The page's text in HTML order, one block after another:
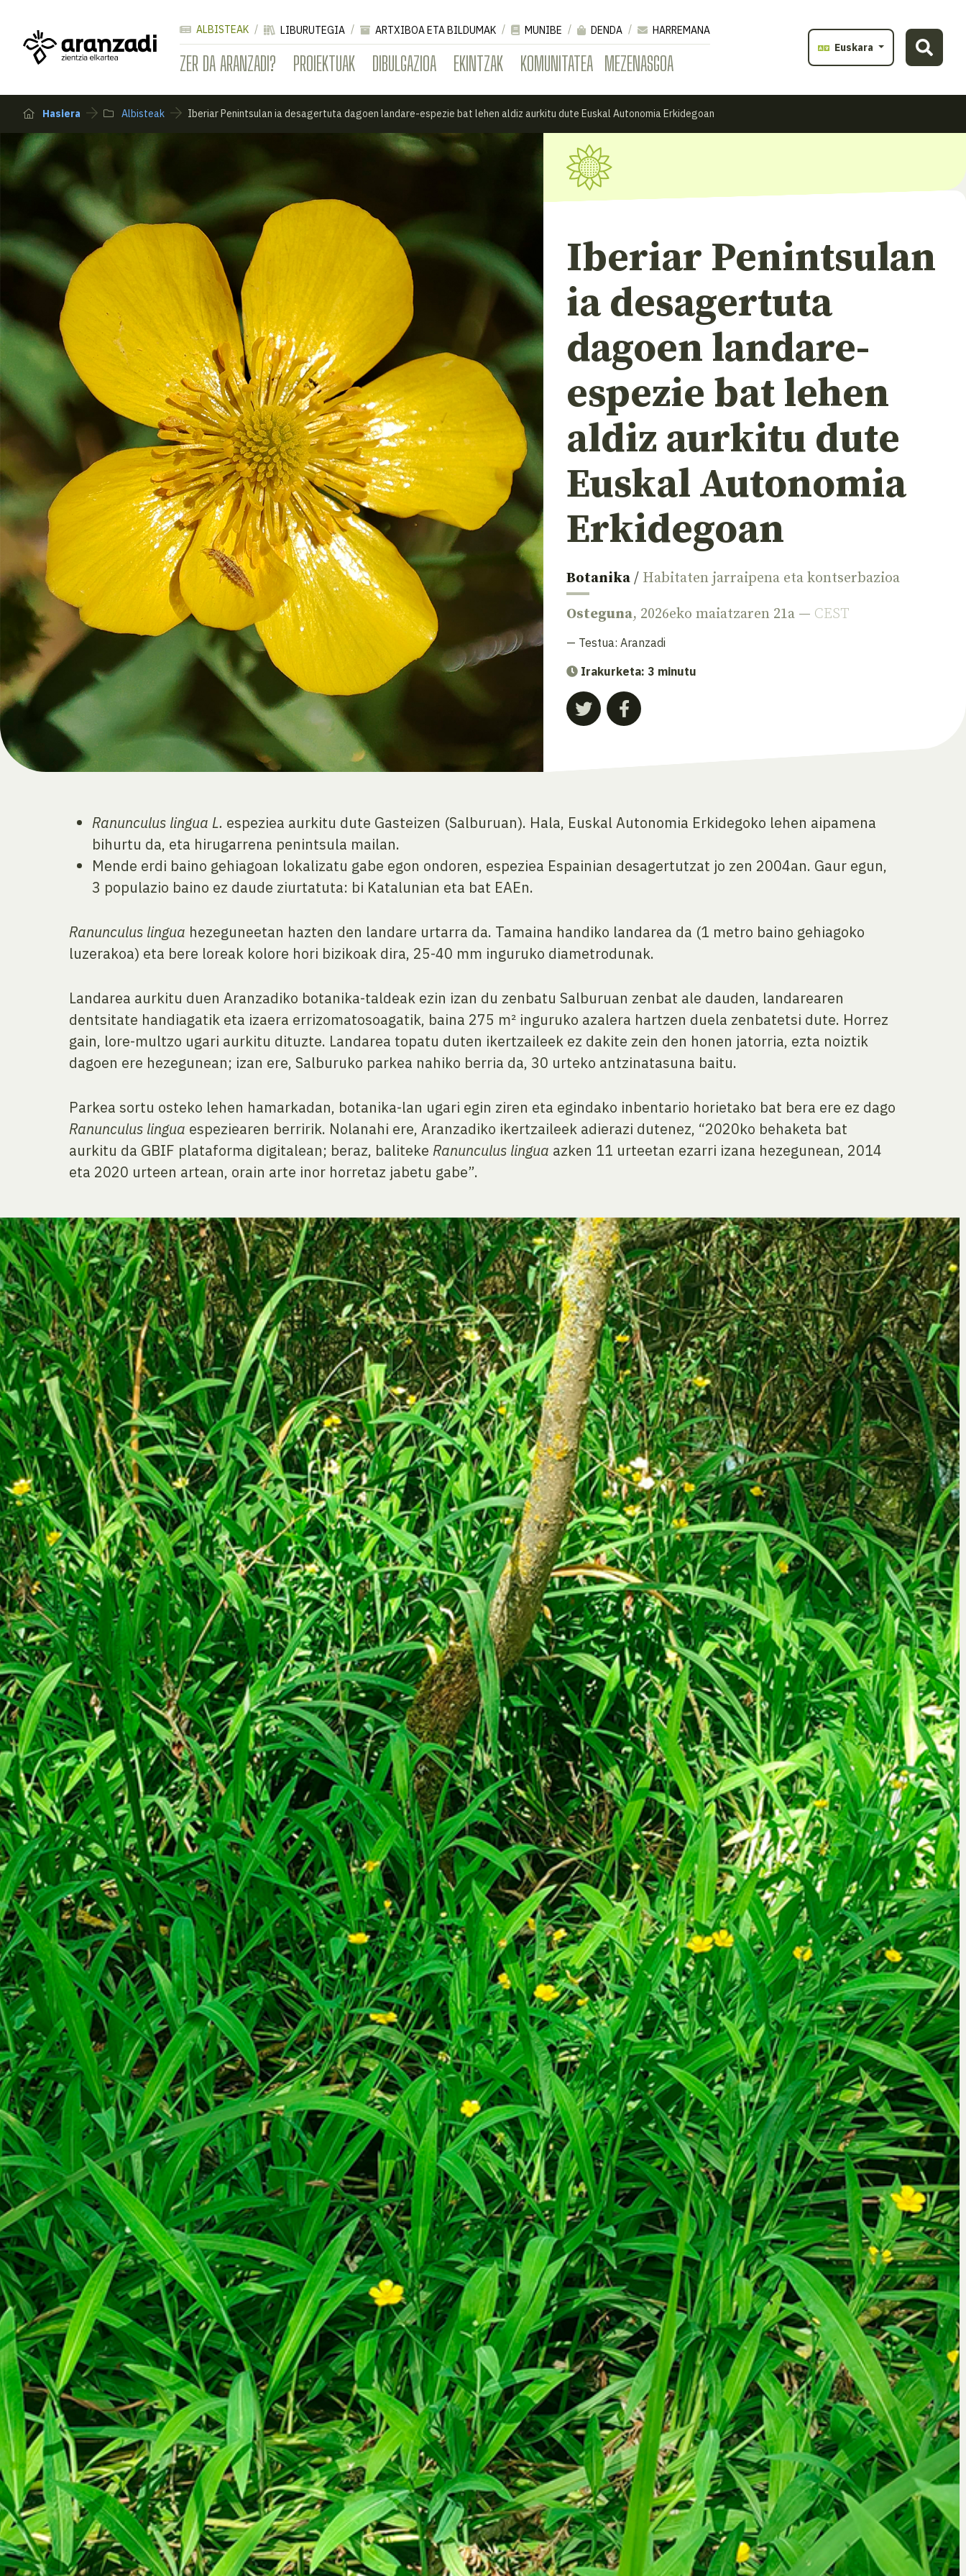
ZER DA ARANZADI? PROIEKTUAK DIBULGAZIOA EKINTZAK KOMUNITATEA MEZENASGOA
ALBISTEAK LIBURUTEGIA ARTXIBOA ETA BILDUMAK MUNIBE DENDA
HARREMANA
Euskara
Hasiera Albisteak Iberiar Penintsulan ia desagertuta dagoen landare-espezie bat lehen aldiz aurkitu dute Euskal Autonomia Erkidegoan
Iberiar Penintsulan
ia desagertuta
dagoen landare-
espezie bat lehen
aldiz aurkitu dute
Euskal Autonomia
Erkidegoan
Botanika / Habitaten jarraipena eta kontserbazioa
Osteguna, 2026eko maiatzaren 21a — CEST
— Testua: Aranzadi
Irakurketa: 3 minutu
Ranunculus lingua L. espeziea aurkitu dute Gasteizen (Salburuan). Hala, Euskal Autonomia Erkidegoko lehen aipamena
bihurtu da, eta hirugarrena penintsula mailan.
Mende erdi baino gehiagoan lokalizatu gabe egon ondoren, espeziea Espainian desagertutzat jo zen 2004an. Gaur egun,
3 populazio baino ez daude ziurtatuta: bi Katalunian eta bat EAEn.
Ranunculus lingua hezeguneetan hazten den landare urtarra da. Tamaina handiko landarea da (1 metro baino gehiagoko
luzerakoa) eta bere loreak kolore hori bizikoak dira, 25-40 mm inguruko diametrodunak.
Landarea aurkitu duen Aranzadiko botanika-taldeak ezin izan du zenbatu Salburuan zenbat ale dauden, landarearen
dentsitate handiagatik eta izaera errizomatosoagatik, baina 275 m² inguruko azalera hartzen duela zenbatetsi dute. Horrez
gain, lore-multzo ugari aurkitu dituzte. Landarea topatu duten ikertzaileek ez dakite zein den honen jatorria, ezta noiztik
dagoen ere hezegunean; izan ere, Salburuko parkea nahiko berria da, 30 urteko antzinatasuna baitu.
Parkea sortu osteko lehen hamarkadan, botanika-lan ugari egin ziren eta egindako inbentario horietako bat bera ere ez dago
Ranunculus lingua espeziearen berririk. Nolanahi ere, Aranzadiko ikertzaileek adierazi dutenez, “2020ko behaketa bat
aurkitu da GBIF plataforma digitalean; beraz, baliteke Ranunculus lingua azken 11 urteetan ezarri izana hezegunean, 2014
eta 2020 urteen artean, orain arte inor horretaz jabetu gabe”.